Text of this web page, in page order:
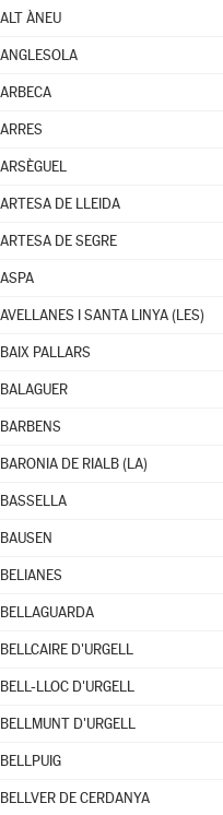
ALT ÀNEU
ANGLESOLA
ARBECA
ARRES
ARSÈGUEL
ARTESA DE LLEIDA
ARTESA DE SEGRE
ASPA
AVELLANES I SANTA LINYA (LES)
BAIX PALLARS
BALAGUER
BARBENS
BARONIA DE RIALB (LA)
BASSELLA
BAUSEN
BELIANES
BELLAGUARDA
BELLCAIRE D'URGELL
BELL-LLOC D'URGELL
BELLMUNT D'URGELL
BELLPUIG
BELLVER DE CERDANYA